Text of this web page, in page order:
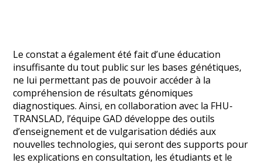
Le constat a également été fait d’une éducation
insuffisante du tout public sur les bases génétiques,
ne lui permettant pas de pouvoir accéder à la
compréhension de résultats génomiques
diagnostiques. Ainsi, en collaboration avec la FHU-
TRANSLAD, l’équipe GAD développe des outils
d’enseignement et de vulgarisation dédiés aux
nouvelles technologies, qui seront des supports pour
les explications en consultation, les étudiants et le